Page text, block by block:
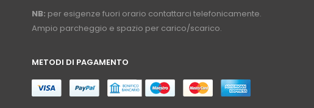
NB: per esigenze fuori orario contattarci telefonicamente.
Ampio parcheggio e spazio per carico/scarico.
METODI DI PAGAMENTO